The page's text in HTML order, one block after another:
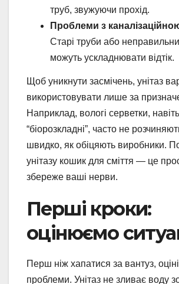
труб, звужуючи прохід.
Проблеми з
Старі труби або
можуть ускладнювати відтік.
Щоб уникнути засмічень, унітаз
використовувати лише за
Наприклад, вологі серветки,
“біорозкладні”, часто не
швидко, як обіцяють виробники.
унітазу кошик для сміття — це
збереже ваші нерви.
Перші кроки:
оцінюємо
Перш ніж хапатися за вантуз,
проблеми. Унітаз не зливає воду